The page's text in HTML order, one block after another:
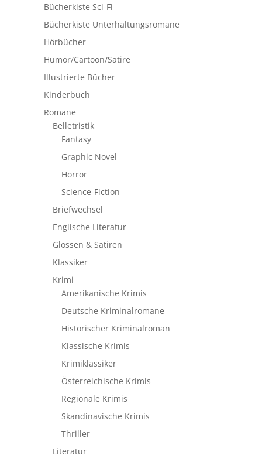
Bücherkiste Sci-Fi
Bücherkiste Unterhaltungsromane
Hörbücher
Humor/Cartoon/Satire
Illustrierte Bücher
Kinderbuch
Romane
Belletristik
Fantasy
Graphic Novel
Horror
Science-Fiction
Briefwechsel
Englische Literatur
Glossen & Satiren
Klassiker
Krimi
Amerikanische Krimis
Deutsche Kriminalromane
Historischer Kriminalroman
Klassische Krimis
Krimiklassiker
Österreichische Krimis
Regionale Krimis
Skandinavische Krimis
Thriller
Literatur